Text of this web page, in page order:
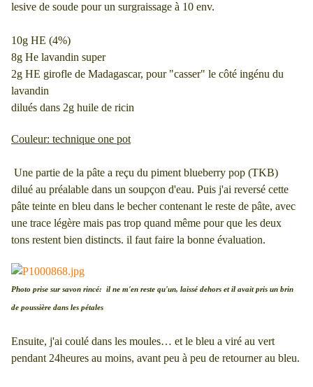
lesive de soude pour un surgraissage à 10 env.
10g HE (4%)
8g He lavandin super
2g HE girofle de Madagascar, pour "casser" le côté ingénu du
lavandin
dilués dans 2g huile de ricin
Couleur: technique one pot
Une partie de la pâte a reçu du piment blueberry pop (TKB)
dilué au préalable dans un soupçon d'eau. Puis j'ai reversé cette
pâte teinte en bleu dans le becher contenant le reste de pâte, avec
une trace légère mais pas trop quand même pour que les deux
tons restent bien distincts. il faut faire la bonne évaluation.
Photo prise sur savon rincé: il ne m'en reste qu'un, laissé dehors et il avait pris un brin
de poussière dans les pétales
Ensuite, j'ai coulé dans les moules… et le bleu a viré au vert
pendant 24heures au moins, avant peu à peu de retourner au bleu.